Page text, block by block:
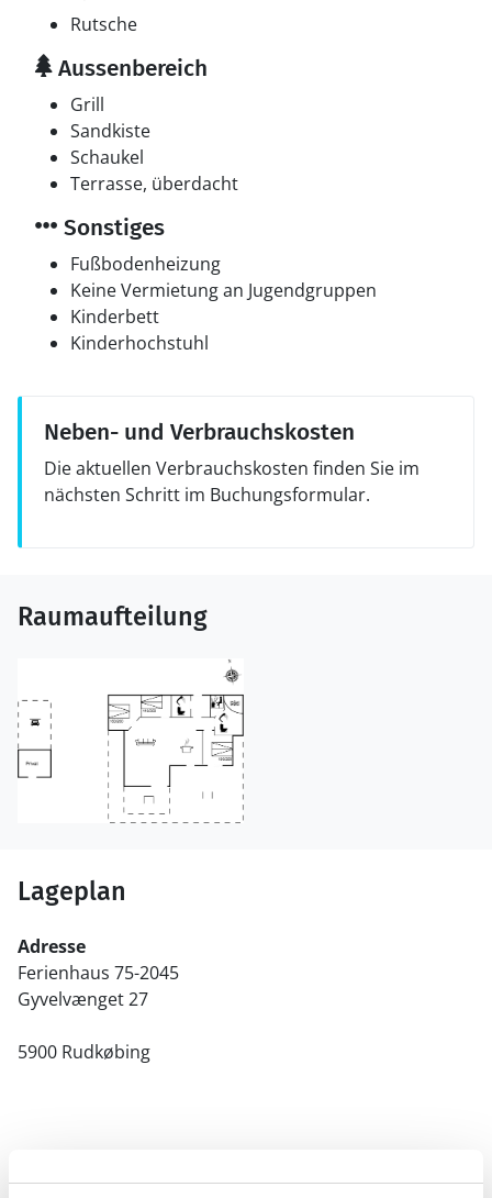
Rutsche
Aussenbereich
Grill
Sandkiste
Schaukel
Terrasse, überdacht
Sonstiges
Fußbodenheizung
Keine Vermietung an Jugendgruppen
Kinderbett
Kinderhochstuhl
Neben- und Verbrauchskosten
Die aktuellen Verbrauchskosten finden Sie im
nächsten Schritt im Buchungsformular.
Raumaufteilung
Lageplan
Adresse
Ferienhaus 75-2045
Gyvelvænget 27
5900 Rudkøbing